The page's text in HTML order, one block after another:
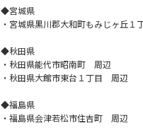
◆宮城県
・宮城県黒川郡大和町もみじヶ丘
◆秋田県
・秋田県能代市昭南町 周辺
・秋田県大館市東台１丁目 周辺
◆福島県
・福島県会津若松市住吉町 周辺